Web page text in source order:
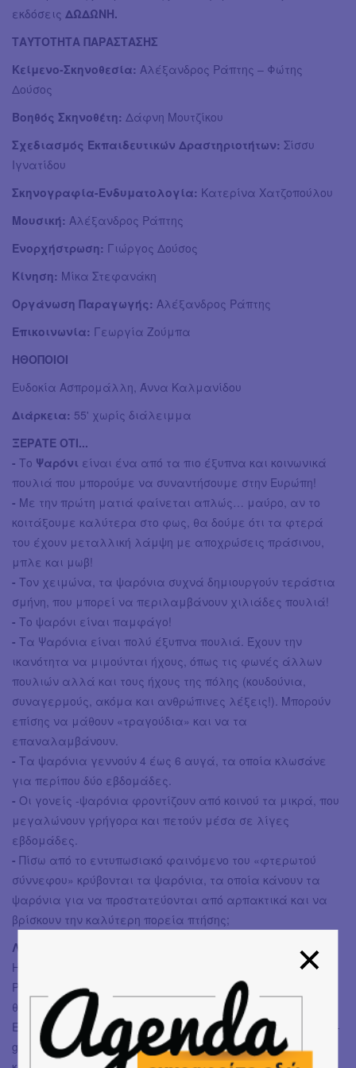
εκδόσεις ΔΩΔΩΝΗ.
ΤΑΥΤΟΤΗΤΑ ΠΑΡΑΣΤΑΣΗΣ
Κείμενο-Σκηνοθεσία: Αλέξανδρος Ράπτης – Φώτης
Δούσος
Βοηθός Σκηνοθέτη: Δάφνη Μουτζίκου
Σχεδιασμός Εκπαιδευτικών Δραστηριοτήτων: Σίσσυ
Ιγνατίδου
Σκηνογραφία-Ενδυματολογία: Κατερίνα Χατζοπούλου
Μουσική: Αλέξανδρος Ράπτης
Ενορχήστρωση: Γιώργος Δούσος
Κίνηση: Μίκα Στεφανάκη
Οργάνωση Παραγωγής: Αλέξανδρος Ράπτης
Επικοινωνία: Γεωργία Ζούμπα
ΗΘΟΠΟΙΟΙ
Ευδοκία Ασπρομάλλη, Άννα Καλμανίδου
Διάρκεια: 55' χωρίς διάλειμμα
ΞΕΡΑΤΕ ΟΤΙ...
- Το Ψαρόνι είναι ένα από τα πιο έξυπνα και κοινωνικά
πουλιά που μπορούμε να συναντήσουμε στην Ευρώπη!
- Με την πρώτη ματιά φαίνεται απλώς… μαύρο, αν το
κοιτάξουμε καλύτερα στο φως, θα δούμε ότι τα φτερά
του έχουν μεταλλική λάμψη με αποχρώσεις πράσινου,
μπλε και μωβ!
- Τον χειμώνα, τα ψαρόνια συχνά δημιουργούν τεράστια
σμήνη, που μπορεί να περιλαμβάνουν χιλιάδες πουλιά!
- Το ψαρόνι είναι παμφάγο!
- Τα Ψαρόνια είναι πολύ έξυπνα πουλιά. Έχουν την
ικανότητα να μιμούνται ήχους, όπως τις φωνές άλλων
πουλιών αλλά και τους ήχους της πόλης (κουδούνια,
συναγερμούς, ακόμα και ανθρώπινες λέξεις!). Μπορούν
επίσης να μάθουν «τραγούδια» και να τα
επαναλαμβάνουν.
- Τα ψαρόνια γεννούν 4 έως 6 αυγά, τα οποία κλωσάνε
για περίπου δύο εβδομάδες.
- Οι γονείς -ψαρόνια φροντίζουν από κοινού τα μικρά, που
μεγαλώνουν γρήγορα και πετούν μέσα σε λίγες
εβδομάδες.
- Πίσω από το εντυπωσιακό φαινόμενο του «φτερωτού
σύννεφου» κρύβονται τα ψαρόνια, τα οποία κάνουν τα
ψαρόνια για να προστατεύονται από αρπακτικά και να
βρίσκουν την καλύτερη πορεία πτήσης;
ΛΙΓΑ ΛΟΓΙΑ ΓΙΑ ΤΗΝ ΟΜΑΔΑ ΗΙΡΡΟ
Η ομάδα HIPPO ιδρύθηκε το 2009 από τους Αλέξανδρο
Ράπτη και Φώτη Δούσο. Δραστηριοποιείται στο χώρο του
θεάτρου (ενήλικου & παιδικού) καθώς επίσης και του
Εκπαιδευτικού Δράματος. Χαρακτηρίζεται από μια “avant-
garde” αισθητική που συνομιλεί με τις σύγχρονες